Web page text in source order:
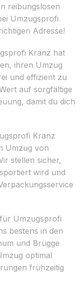
reibungslosen
Umzugsprofi
Adresse!
Kranz hat
ihren Umzug
und effizient zu
auf sorgfältige
damit du dich
Kranz
Umzug von
stellen sicher,
wird und
Umzugsprofi
bestens in den
und Brügge
optimal
frühzeitig